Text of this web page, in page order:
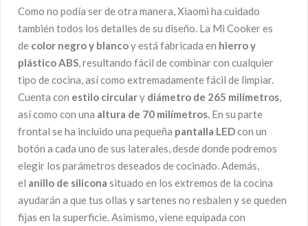
Como no podía ser de otra manera, Xiaomi ha cuidado
también todos los detalles de su diseño. La Mi Cooker es
de color negro y blancoy está fabricada en hierro y
plástico ABS , resultando fácil de combinar con cualquier
tipo de cocina, así como extremadamente fácil de limpiar.
Cuenta con estilo circulary diámetro de 265 milímetros
así como con una altura de 70 milímetros . En su parte
frontal se ha incluido una pequeña pantalla LEDcon un
botón a cada uno de sus laterales, desde donde podremos
elegir los parámetros deseados de cocinado. Además,
el anillo de silicona situado en los extremos de la cocina
ayudarán a que tus ollas y sartenes no resbalen y se queden
fijas en la superficie. Asimismo, viene equipada con